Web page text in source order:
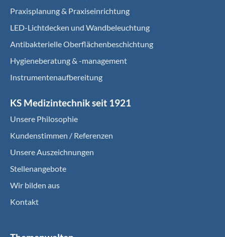
Praxisplanung & Praxiseinrichtung
LED-Lichtdecken und Wandbeleuchtung
Antibakterielle Oberflächenbeschichtung
Hygieneberatung & -management
Instrumentenaufbereitung
KS Medizintechnik seit 1921
Unsere Philosophie
Kundenstimmen / Referenzen
Unsere Auszeichnungen
Stellenangebote
Wir bilden aus
Kontakt